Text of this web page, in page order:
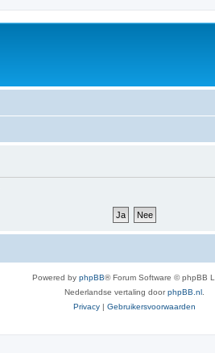
Powered by phpBB® Forum Software © phpBB
Nederlandse vertaling doorphpBB.nl
Privacy | Gebruikersvoorwaarden